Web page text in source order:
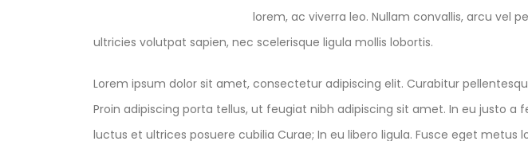
lorem, ac viverra leo. Nullam convallis, arcu vel
ultricies volutpat sapien, nec scelerisque ligula mollis lobortis.
Lorem ipsum dolor sit amet, consectetur adipiscing elit. Curabitur
Proin adipiscing porta tellus, ut feugiat nibh adipiscing sit amet. In eu justo
luctus et ultrices posuere cubilia Curae; In eu libero ligula. Fusce eget metus